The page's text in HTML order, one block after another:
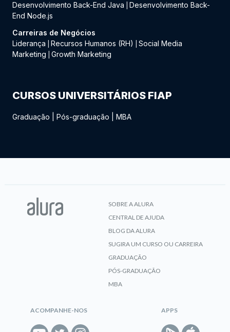
Desenvolvimento Back-End Java
Desenvolvimento Back-
End Node.js
Carreiras de Negócios
Liderança
Recursos Humanos (RH)
Social Media
Marketing
Growth Marketing
CURSOS UNIVERSITÁRIOS FIAP
Graduação Pós-graduação MBA
SOBRE A ALURA
CENTRAL DE AJUDA
BLOG DA ALURA
SUGIRA UM CURSO OU CARREIRA
GRADUAÇÃO
PÓS-GRADUAÇÃO
MBA
ACOMPANHE-NOS APPS